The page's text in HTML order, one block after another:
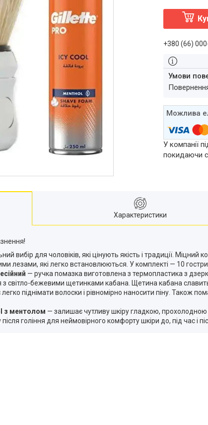
+380 (66)
У компанії
покидаючи
Характеристики
вибір для чоловіків, які цінують якість і традиції.
лезами, які легко встановлюються. У комплекті — 10
— ручка помазка виготовлена з термопластика з
світло-бежевими щетинками кабана. Щетина кабана
піднімати волоски і рівномірно наносити піну. Також
з ментолом — залишає чутливу шкіру гладкою, прохолодною
гоління для неймовірного комфорту шкіри до, під час і